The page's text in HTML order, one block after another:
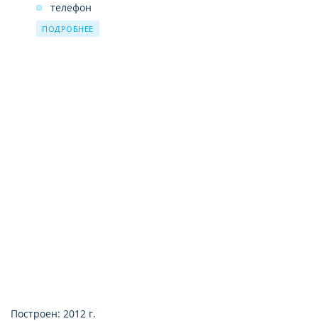
телефон
бесплатный Wi-Fi
ПОДРОБНЕЕ
Построен: 2012 г.